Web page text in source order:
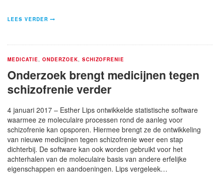
LEES VERDER
MEDICATIE ONDERZOEK SCHIZOFRENIE
Onderzoek brengt medicijnen tegen
schizofrenie verder
4 januari 2017 – Esther Lips ontwikkelde statistische software
waarmee ze moleculaire processen rond de aanleg voor
schizofrenie kan opsporen. Hiermee brengt ze de ontwikkeling
van nieuwe medicijnen tegen schizofrenie weer een stap
dichterbij. De software kan ook worden gebruikt voor het
achterhalen van de moleculaire basis van andere erfelijke
eigenschappen en aandoeningen. Lips vergeleek…